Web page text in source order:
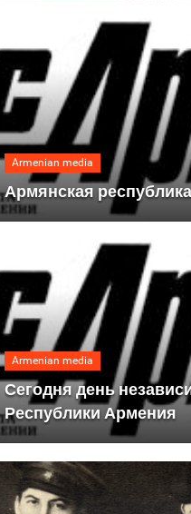
Armenian media
Армянская республика
Armenian media
Сегодня день
Республики Армения